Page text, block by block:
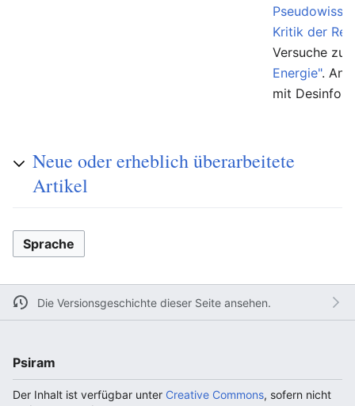
Kritik der
Versuche
Energie".
mit
Neue oder erheblich überarbeitete
Artikel
Sprache
Die Versionsgeschichte dieser Seite ansehen.
Psiram
Der Inhalt ist verfügbar unter Creative Commons, sofern nicht